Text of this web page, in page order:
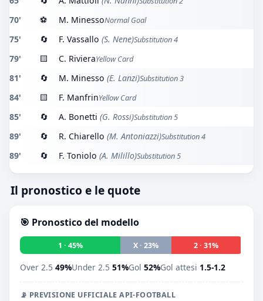
70' ⚽ M. MinessoNormal Goal
75' 🔄 F. Vassallo (S. Nene)Substitution 4
79' 🟨 C. RivieraYellow Card
81' 🔄 M. Minesso (E. Lanzi)Substitution 3
84' 🟨 F. ManfrinYellow Card
85' 🔄 A. Bonetti (G. Rossi)Substitution 5
89' 🔄 R. Chiarello (M. Antoniazzi)Substitution 4
89' 🔄 F. Toniolo (A. Milillo)Substitution 5
Il pronostico e le quote
🎯 Pronostico del modello
1 · 45% X · 23% 2 · 31%
Over 2.5 49%Under 2.5 51%Gol 52%Gol attesi 1.5-1.2
📡 PREVISIONE UFFICIALE API-FOOTBALL